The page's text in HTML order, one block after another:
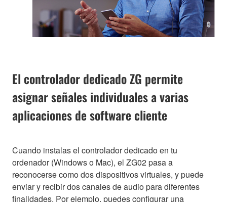
El controlador dedicado ZG permite
asignar señales individuales a varias
aplicaciones de software cliente
Cuando instalas el controlador dedicado en tu
ordenador (Windows o Mac), el ZG02 pasa a
reconocerse como dos dispositivos virtuales, y puede
enviar y recibir dos canales de audio para diferentes
finalidades. Por ejemplo, puedes configurar una